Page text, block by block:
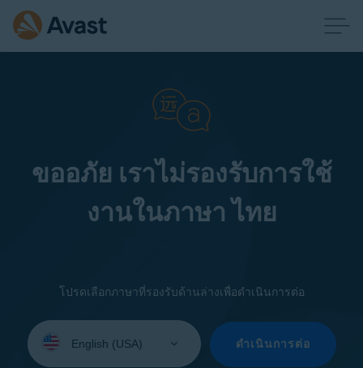
ขออภัย เราไม่รองรับการใช้
งานในภาษา ไทย
โปรดเลือกภาษาที่รองรับด้านล่างเพื่อดำเนินการต่อ
your
ดำเนินการต่อ